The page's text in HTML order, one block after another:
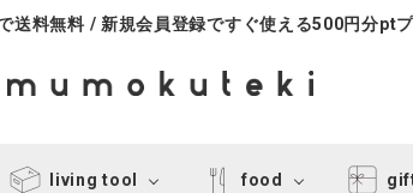
送料無料 / 新規会員登録ですぐ使える500円分pt
living tool food